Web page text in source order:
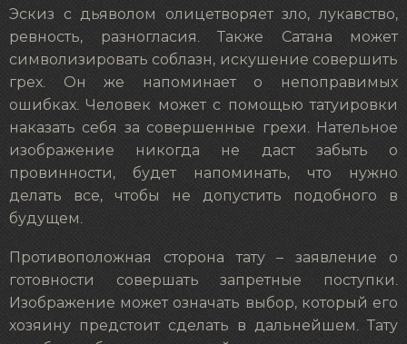
Эскиз с дьяволом олицетворяет зло, лукавство,
ревность, разногласия. Также Сатана может
символизировать соблазн, искушение совершить
грех. Он же напоминает о непоправимых
ошибках. Человек может с помощью татуировки
наказать себя за совершенные грехи. Нательное
изображение никогда не даст забыть о
провинности, будет напоминать, что нужно
делать все, чтобы не допустить подобного в
будущем.
Противоположная сторона тату – заявление о
готовности совершать запретные поступки.
Изображение может означать выбор, который его
хозяину предстоит сделать в дальнейшем. Тату